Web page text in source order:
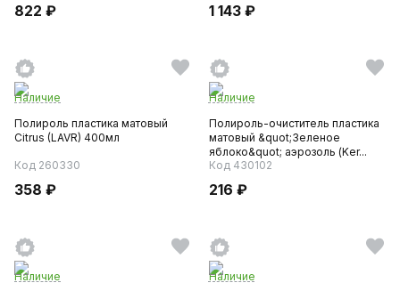
822 ₽ 1 143 ₽
Наличие
Полироль пластика матовый
Citrus (LAVR) 400мл
Код 260330
358 ₽
Наличие
Полироль-очиститель пластика
матовый &quot;Зеленое
яблоко&quot; аэрозоль (Ker...
Код 430102
216 ₽
Наличие
Наличие